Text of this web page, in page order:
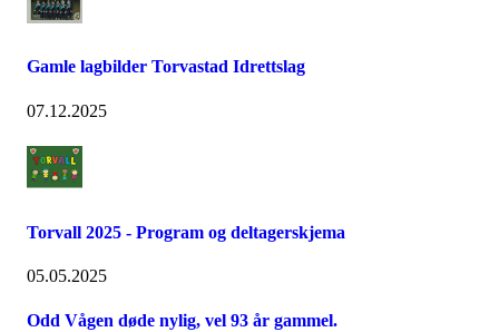
Gamle lagbilder Torvastad Idrettslag
07.12.2025
Torvall 2025 - Program og deltagerskjema
05.05.2025
Odd Vågen døde nylig, vel 93 år gammel.